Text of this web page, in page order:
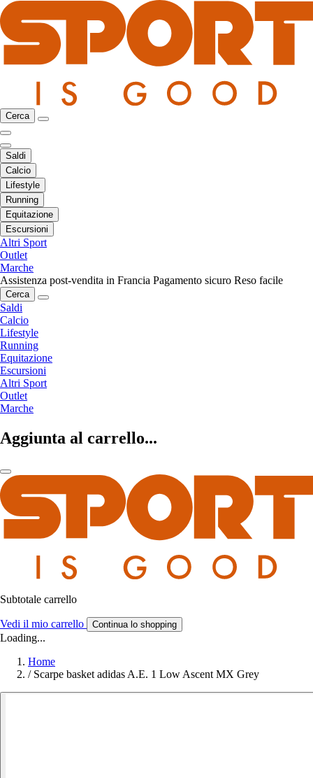
Cerca
Saldi
Calcio
Lifestyle
Running
Equitazione
Escursioni
Altri Sport
Outlet
Marche
Assistenza post-vendita in Francia Pagamento sicuro Reso facile
Cerca
Saldi
Calcio
Lifestyle
Running
Equitazione
Escursioni
Altri Sport
Outlet
Marche
Aggiunta al carrello...
Subtotale carrello
Vedi il mio carrello Continua lo shopping
Loading...
Home
/ Scarpe basket adidas A.E. 1 Low Ascent MX Grey